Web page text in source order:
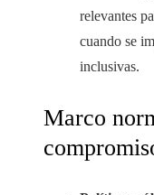
relevantes
cuando se
inclusivas.
Marco